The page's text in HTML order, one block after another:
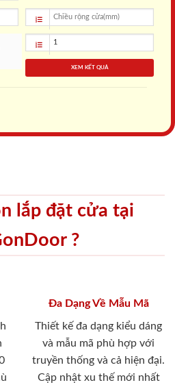
XEM KẾT QUẢ
lắp đặt cửa tại
?
Đa Dạng Về Mẫu Mã
Thiết kế đa dạng kiểu dáng
và mẫu mã phù hợp với
truyền thống và cả hiện đại.
Cập nhật xu thế mới nhất